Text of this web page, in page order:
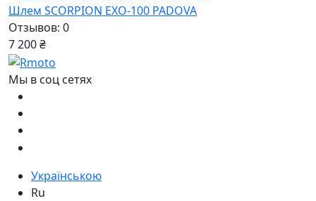
Шлем SCORPION EXO-100 PADOVA
Отзывов: 0
7 200 ₴
Мы в соц сетях
Українською
Ru